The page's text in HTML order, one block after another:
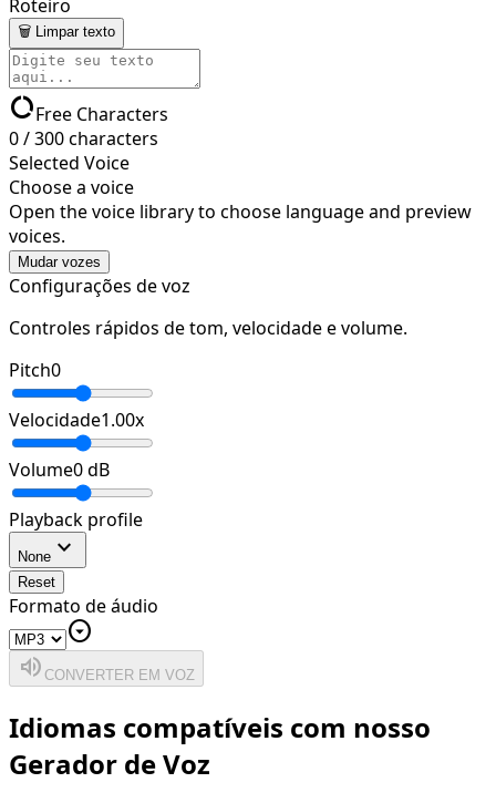
Roteiro
🗑 Limpar texto
data_usageFree Characters
0/300characters
Selected Voice
Choose a voice
Open the voice library to choose language and preview
voices.
Mudar vozes
Configurações de voz
Controles rápidos de tom, velocidade e volume.
Pitch0
Velocidade1.00x
Volume0dB
Playback profile
None expand_more
Reset
Formato de áudio
arrow_drop_down_circle
volume_up CONVERTER EM VOZ
Idiomas compatíveis com nosso
Gerador de Voz